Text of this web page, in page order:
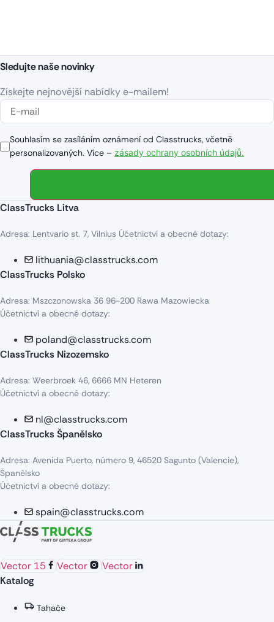
Sledujte naše novinky
Získejte nejnovější nabídky e-mailem!
Souhlasím se zasíláním oznámení od Classtrucks, včetně
personalizovaných. Více – zásady ochrany osobních údajů.
ClassTrucks Litva
Adresa: Lentvario st. 7, Vilnius Účetnictví a obecné dotazy:
lithuania@classtrucks.com
ClassTrucks Polsko
Adresa: Mszczonowska 36 96-200 Rawa Mazowiecka
Účetnictví a obecné dotazy:
poland@classtrucks.com
ClassTrucks Nizozemsko​
Adresa: Weerbroek 46, 6666 MN Heteren
Účetnictví a obecné dotazy:
nl@classtrucks.com
ClassTrucks Španělsko
Adresa: Avenida Puerto, número 9, 46520 Sagunto (Valencie),
Španělsko
Účetnictví a obecné dotazy:
spain@classtrucks.com
Vector 15 Vector
Vector
Katalog
Tahače